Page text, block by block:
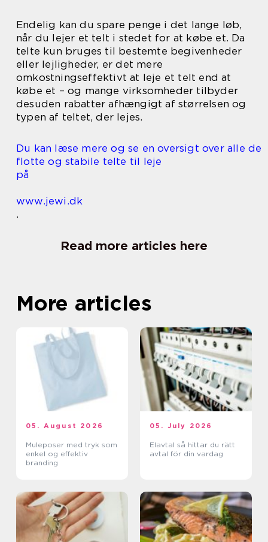
Endelig kan du spare penge i det lange løb,
når du lejer et telt i stedet for at købe et. Da
telte kun bruges til bestemte begivenheder
eller lejligheder, er det mere
omkostningseffektivt at leje et telt end at
købe et – og mange virksomheder tilbyder
desuden rabatter afhængigt af størrelsen og
typen af teltet, der lejes.
Du kan læse mere og se en oversigt over alle de
flotte og stabile telte til leje
på
www.jewi.dk
.
Read more articles here
More articles
05. August 2026
Muleposer med tryk som
enkel og effektiv
branding
05. July 2026
Elavtal så hittar du rätt
avtal för din vardag